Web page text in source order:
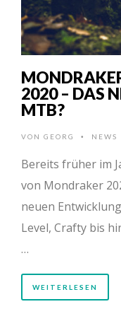
2020 – DAS
MTB?
VON GEORG • NEWS
Bereits früher im
von Mondraker
neuen
Level, Crafty bis
…
WEITERLESEN